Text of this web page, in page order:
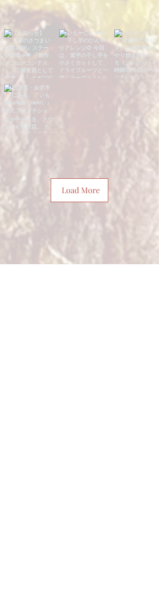
Load More